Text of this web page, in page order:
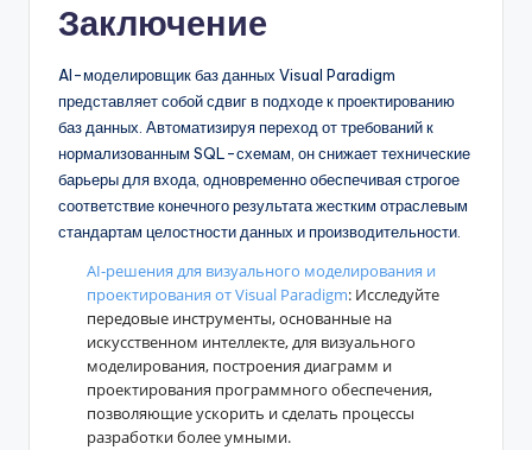
Заключение
AI-моделировщик баз данных Visual Paradigm
представляет собой сдвиг в подходе к проектированию
баз данных. Автоматизируя переход от требований к
нормализованным SQL-схемам, он снижает технические
барьеры для входа, одновременно обеспечивая строгое
соответствие конечного результата жестким отраслевым
стандартам целостности данных и производительности.
AI-решения для визуального моделирования и
проектирования от Visual Paradigm: Исследуйте
передовые инструменты, основанные на
искусственном интеллекте, для визуального
моделирования, построения диаграмм и
проектирования программного обеспечения,
позволяющие ускорить и сделать процессы
разработки более умными.